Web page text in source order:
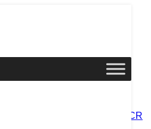
No Gift Policy
PR SESAOCR